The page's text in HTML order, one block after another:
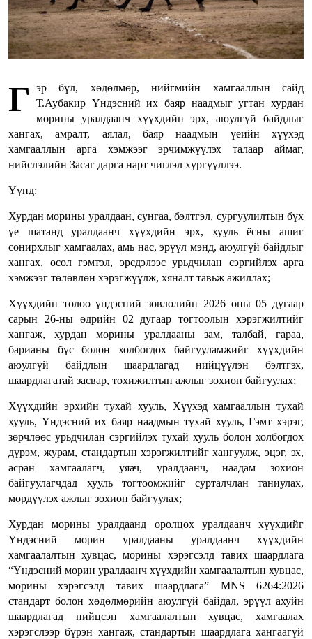
Г
эр бүл, хөдөлмөр, нийгмийн хамгааллын сайд
Т.Аубакир Үндэсний их баяр наадмыг угтан хурдан
морины уралдаанч хүүхдийн эрх, аюулгүй байдлыг
хангах, амралт, аялал, баяр наадмын үеийн хүүхэд
хамгааллын арга хэмжээг эрчимжүүлэх талаар аймаг,
нийслэлийн Засаг дарга нарт чиглэл хүргүүллээ.
Үүнд:
Хурдан морины уралдаан, сунгаа, бэлтгэл, сургуулилтын бүх
үе шатанд уралдаанч хүүхдийн эрх, хууль ёсны ашиг
сонирхлыг хамгаалах, амь нас, эрүүл мэнд, аюулгүй байдлыг
хангах, осол гэмтэл, эрсдэлээс урьдчилан сэргийлэх арга
хэмжээг төлөвлөн хэрэгжүүлж, хяналт тавьж ажиллах;
Хүүхдийн төлөө үндэсний зөвлөлийн 2026 оны 05 дугаар
сарын 26-ны өдрийн 02 дугаар тогтоолын хэрэгжилтийг
хангаж, хурдан морины уралдааны зам, талбай, гараа,
барианы бүс болон холбогдох байгууламжийг хүүхдийн
аюулгүй байдлын шаардлагад нийцүүлэн бэлтгэх,
шаардлагатай засвар, тохижилтын ажлыг зохион байгуулах;
Хүүхдийн эрхийн тухай хууль, Хүүхэд хамгааллын тухай
хууль, Үндэсний их баяр наадмын тухай хууль, Гэмт хэрэг,
зөрчлөөс урьдчилан сэргийлэх тухай хууль болон холбогдох
дүрэм, журам, стандартын хэрэгжилтийг хангуулж, эцэг, эх,
асран хамгаалагч, уяач, уралдаанч, наадам зохион
байгуулагчдад хууль тогтоомжийг сурталчлан таниулах,
мөрдүүлэх ажлыг зохион байгуулах;
Хурдан морины уралдаанд оролцох уралдаанч хүүхдийг
Үндэсний морин уралдааны уралдаанч хүүхдийн
хамгаалалтын хувцас, морины хэрэгсэлд тавих шаардлага
“Үндэсний морин уралдаанч хүүхдийн хамгаалалтын хувцас,
морины хэрэгсэлд тавих шаардлага” MNS 6264:2026
стандарт болон хөдөлмөрийн аюулгүй байдал, эрүүл ахуйн
шаардлагад нийцсэн хамгаалалтын хувцас, хамгаалах
хэрэгслээр бүрэн хангаж, стандартын шаардлага хангаагүй